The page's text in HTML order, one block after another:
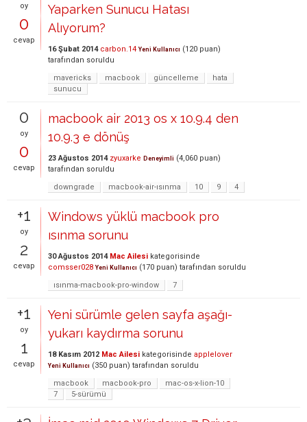
oy
0
cevap
Yaparken Sunucu Hatası
Alıyorum?
16 Şubat 2014 carbon.14 Yeni Kullanıcı (120 puan)
tarafından soruldu
mavericks
macbook güncelleme
hata
sunucu
0
oy
0
cevap
macbook air 2013 os x 10.9.4 den
10.9.3 e dönüş
23 Ağustos 2014 zyuxarke Deneyimli (4,060 puan)
tarafından soruldu
downgrade
macbook-air-ısınma 10 9 4
+1
oy
2
cevap
Windows yüklü macbook pro
ısınma sorunu
30 Ağustos 2014 Mac Ailesi kategorisinde
comsser028 Yeni Kullanıcı (170 puan) tarafından soruldu
ısınma-macbook-pro-window
7
+1
oy
1
cevap
Yeni sürümle gelen sayfa aşağı-
yukarı kaydırma sorunu
18 Kasım 2012 Mac Ailesi kategorisinde applelover
Yeni Kullanıcı (350 puan) tarafından soruldu
macbook
macbook-pro
mac-os-x-lion-10
7
5-sürümü